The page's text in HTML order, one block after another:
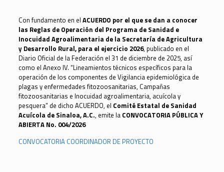
Con fundamento en el ACUERDO por el que se dan a conocer
las Reglas de Operación del Programa de Sanidad e
Inocuidad Agroalimentaria de la Secretaría de Agricultura
y Desarrollo Rural, para el ejercicio 2026, publicado en el
Diario Oficial de la Federación el 31 de diciembre de 2025, así
como el Anexo IV. “Lineamientos técnicos específicos para la
operación de los componentes de Vigilancia epidemiológica de
plagas y enfermedades fitozoosanitarias, Campañas
fitozoosanitarias e Inocuidad agroalimentaria, acuícola y
pesquera” de dicho ACUERDO, el Comité Estatal de Sanidad
Acuícola de Sinaloa, A.C., emite la CONVOCATORIA PÚBLICA Y
ABIERTA No. 004/2026
CONVOCATORIA COORDINADOR DE PROYECTO